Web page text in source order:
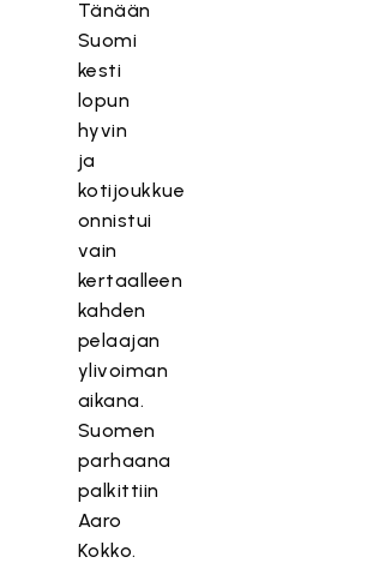
Tänään
Suomi
kesti
lopun
hyvin
ja
kotijoukkue
onnistui
vain
kertaalleen
kahden
pelaajan
ylivoiman
aikana.
Suomen
parhaana
palkittiin
Aaro
Kokko.